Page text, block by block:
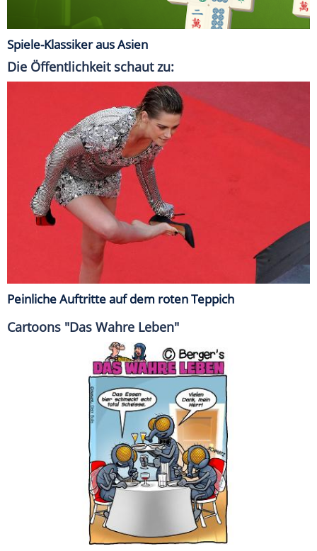
Spiele-Klassiker aus Asien
Die Öffentlichkeit schaut zu:
Peinliche Auftritte auf dem roten Teppich
Cartoons "Das Wahre Leben"